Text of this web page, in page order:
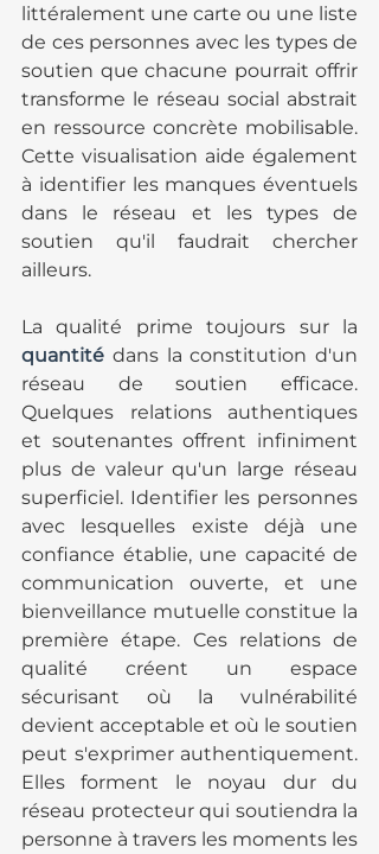
littéralement une carte ou une liste
de ces personnes avec les types de
soutien que chacune pourrait offrir
transforme le réseau social abstrait
en ressource concrète mobilisable.
Cette visualisation aide également
à identifier les manques éventuels
dans le réseau et les types de
soutien qu'il faudrait chercher
ailleurs.
quantité dans la constitution d'un
réseau de soutien efficace.
Quelques relations authentiques
et soutenantes offrent infiniment
plus de valeur qu'un large réseau
superficiel. Identifier les personnes
avec lesquelles existe déjà une
confiance établie, une capacité de
communication ouverte, et une
bienveillance mutuelle constitue la
première étape. Ces relations de
qualité créent un espace
sécurisant où la vulnérabilité
devient acceptable et où le soutien
peut s'exprimer authentiquement.
Elles forment le noyau dur du
réseau protecteur qui soutiendra la
personne à travers les moments les